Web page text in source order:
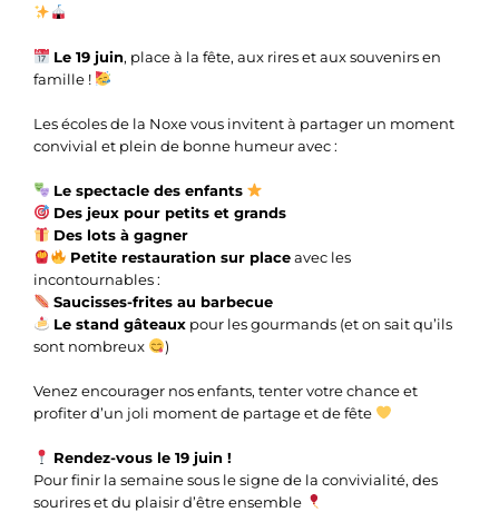
Le 19 juin, place à la fête, aux rires et aux souvenirs en
famille !
Les écoles de la Noxe vous invitent à partager un moment
convivial et plein de bonne humeur avec :
Le spectacle des enfants
Des jeux pour petits et grands
Des lots à gagner
Petite restauration sur placeavec les
incontournables :
Saucisses-frites au barbecue
Le stand gâteauxpour les gourmands (et on sait qu’ils
sont nombreux
)
Venez encourager nos enfants, tenter votre chance et
profiter d’un joli moment de partage et de fête
Rendez-vous le 19 juin !
Pour finir la semaine sous le signe de la convivialité, des
sourires et du plaisir d’être ensemble